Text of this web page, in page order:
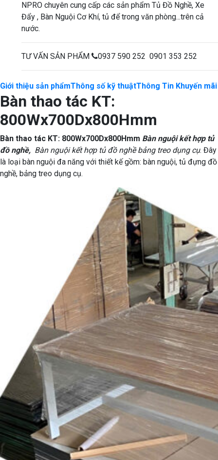
NPRO chuyên cung cấp các sản phẩm Tủ Đồ Nghề, Xe
Đẩy , Bàn Nguội Cơ Khí, tủ để trong văn phòng...trên cả
nước.
TƯ VẤN SẢN PHẨM 0937 590 252 0901 353 252
Giới thiệu sản phẩmThông số kỹ thuậtThông Tin Khuyến mãi
Bàn thao tác KT:
800Wx700Dx800Hmm
Bàn thao tác KT: 800Wx700Dx800Hmm Bàn nguội kết hợp tủ
đồ nghề, Bàn nguội kết hợp tủ đồ nghề bảng treo dụng cụ. Đây
là loại bàn nguội đa năng với thiết kế gồm: bàn nguội, tủ đựng đồ
nghề, bảng treo dụng cụ.